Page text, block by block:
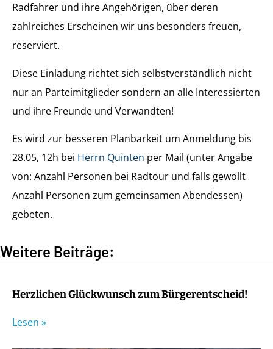
Radfahrer und ihre Angehörigen, über deren
zahlreiches Erscheinen wir uns besonders freuen,
reserviert.
Diese Einladung richtet sich selbstverständlich nicht
nur an Parteimitglieder sondern an alle Interessierten
und ihre Freunde und Verwandten!
Es wird zur besseren Planbarkeit um Anmeldung bis
28.05, 12h bei Herrn Quinten per Mail (unter Angabe
von: Anzahl Personen bei Radtour und falls gewollt
Anzahl Personen zum gemeinsamen Abendessen)
gebeten.
Weitere Beiträge:
Herzlichen Glückwunsch zum Bürgerentscheid!
Lesen »